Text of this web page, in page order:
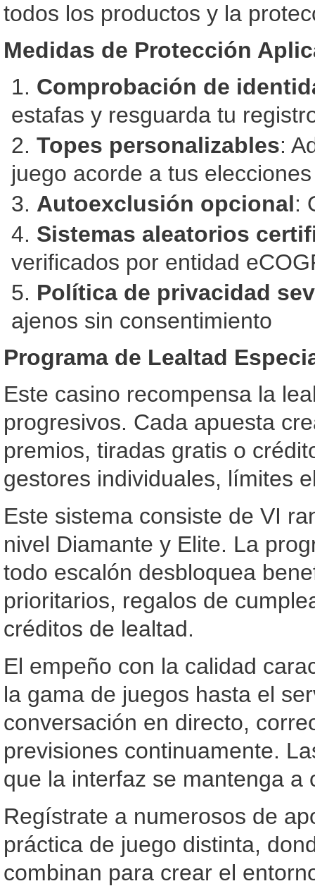
todos los productos y la
Medidas de Protección
Comprobación de
estafas y resguarda tu
Topes personalizables:
juego acorde a tus elecciones
Autoexclusión opcional:
Sistemas aleatorios
verificados por entidad
Política de privacidad
ajenos sin consentimiento
Programa de Lealtad
Este casino recompensa la
progresivos. Cada apuesta
premios, tiradas gratis o
gestores individuales, límites
Este sistema consiste de VI
nivel Diamante y Elite. La
todo escalón desbloquea
prioritarios, regalos de
créditos de lealtad.
El empeño con la calidad
la gama de juegos hasta el
conversación en directo,
previsiones continuamente.
que la interfaz se mantenga
Regístrate a numerosos de
práctica de juego distinta,
combinan para crear el